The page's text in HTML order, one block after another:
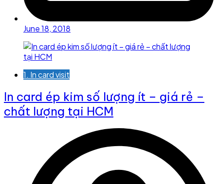
June 18, 2018
1. In card visit
In card ép kim số lượng ít – giá rẻ –
chất lượng tại HCM